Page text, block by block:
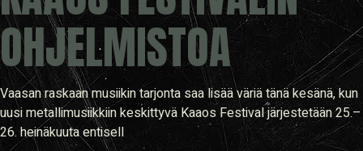
OHJELMISTOA
Vaasan raskaan musiikin tarjonta saa lisää väriä tänä kesänä, kun
uusi metallimusiikkiin keskittyvä Kaaos Festival järjestetään 25.–
26. heinäkuuta entisell